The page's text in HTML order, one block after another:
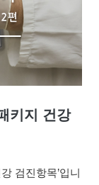
키지 건강
검진항목’입니